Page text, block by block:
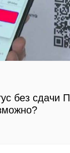
без сдачи